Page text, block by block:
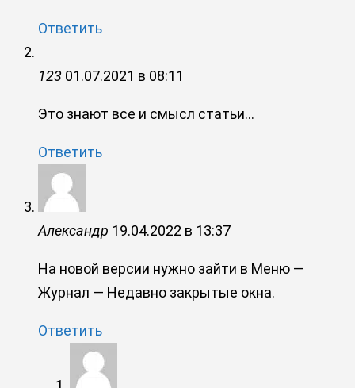
Ответить
123 01.07.2021 в 08:11
Это знают все и смысл статьи…
Ответить
Александр 19.04.2022 в 13:37
На новой версии нужно зайти в Меню —
Журнал — Недавно закрытые окна.
Ответить